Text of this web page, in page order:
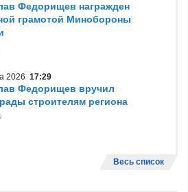
Федорищев награжден
грамотой Минобороны
2026 17:29
Федорищев вручил
строителям региона
Весь список